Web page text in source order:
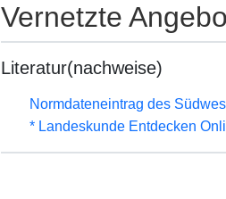
Vernetzte
Literatur(nachweise)
Normdateneintrag des
* Landeskunde Entdecken